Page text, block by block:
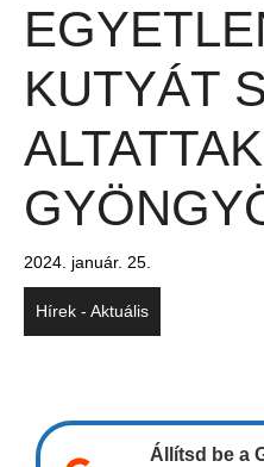
KUTYÁT
2024. január. 25.
Hírek - Aktuális
Állítsd be a